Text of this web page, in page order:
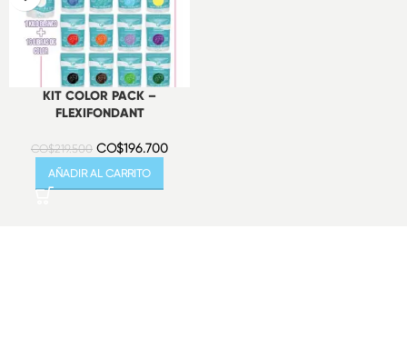
KIT COLOR PACK –
FLEXIFONDANT
CO$219.500 CO$196.700
AÑADIR AL CARRITO